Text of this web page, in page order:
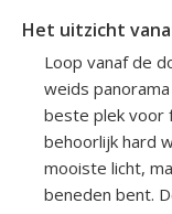
Het uitzicht
Loop vanaf de
weids
beste plek voor
behoorlijk hard
mooiste licht,
beneden bent.